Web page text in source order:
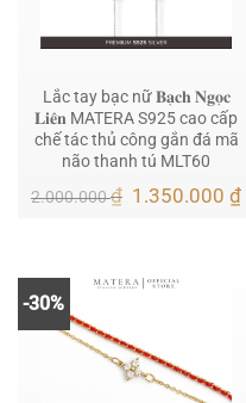
Lắc tay bạc nữ 𝐁𝐚̣𝐜𝐡 𝐍𝐠𝐨̣𝐜
𝐋𝐢𝐞̂𝐧 MATERA S925 cao cấp
chế tác thủ công gắn đá mã
não thanh tú MLT60
2.000.000₫ Giá
1.350.000₫
-30%